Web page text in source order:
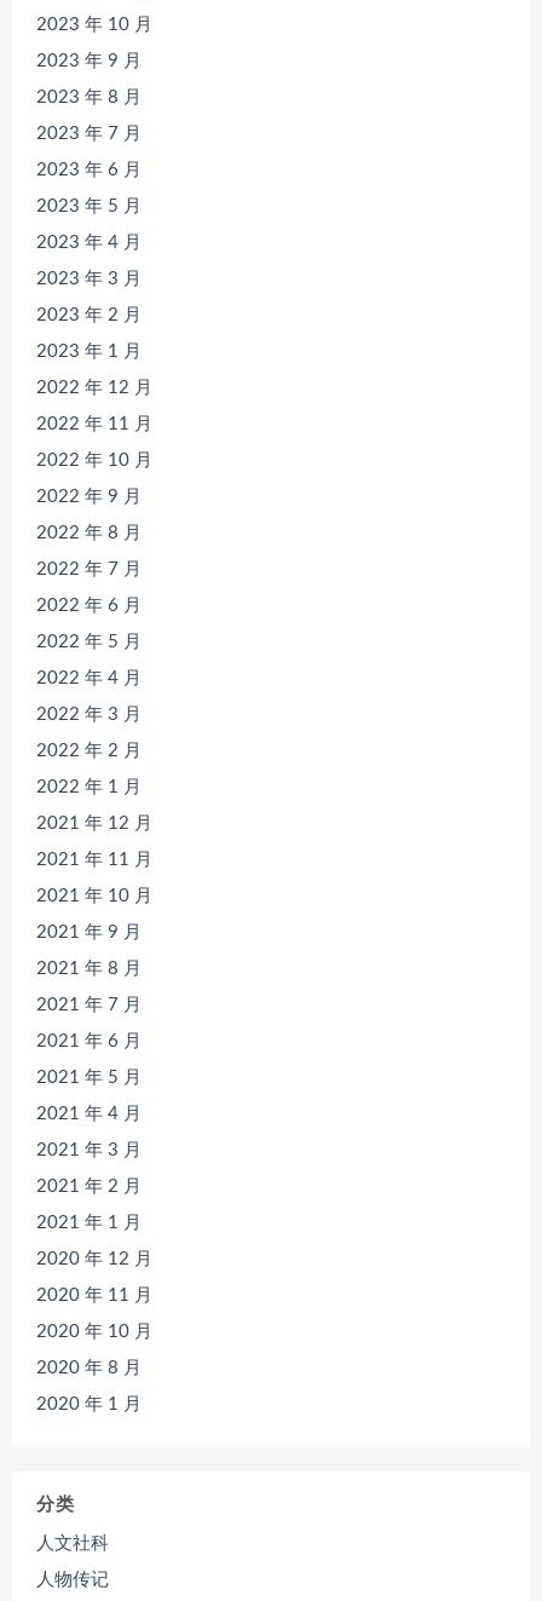
2023 年 10 月
2023 年 9 月
2023 年 8 月
2023 年 7 月
2023 年 6 月
2023 年 5 月
2023 年 4 月
2023 年 3 月
2023 年 2 月
2023 年 1 月
2022 年 12 月
2022 年 11 月
2022 年 10 月
2022 年 9 月
2022 年 8 月
2022 年 7 月
2022 年 6 月
2022 年 5 月
2022 年 4 月
2022 年 3 月
2022 年 2 月
2022 年 1 月
2021 年 12 月
2021 年 11 月
2021 年 10 月
2021 年 9 月
2021 年 8 月
2021 年 7 月
2021 年 6 月
2021 年 5 月
2021 年 4 月
2021 年 3 月
2021 年 2 月
2021 年 1 月
2020 年 12 月
2020 年 11 月
2020 年 10 月
2020 年 8 月
2020 年 1 月
分类
人文社科
人物传记